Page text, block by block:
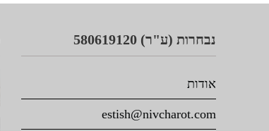
נבחרות (ע"ר) 580619120
אודות
estish@nivcharot.com